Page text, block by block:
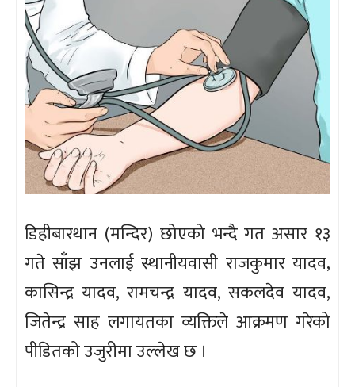
डिहीबारथान (मन्दिर) छोएको भन्दै गत असार १३
गते साँझ उनलाई स्थानीयवासी राजकुमार यादव,
कासिन्द्र यादव, रामचन्द्र यादव, सकलदेव यादव,
जितेन्द्र साह लगायतका व्यक्तिले आक्रमण गरेको
पीडितको उजुरीमा उल्लेख छ ।